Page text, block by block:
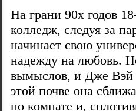
На грани 90х годов
колледж, следуя за
начинает свою
надежду на любовь.
вымыслов, и Дже Вэй
этой почве она
по комнате и,